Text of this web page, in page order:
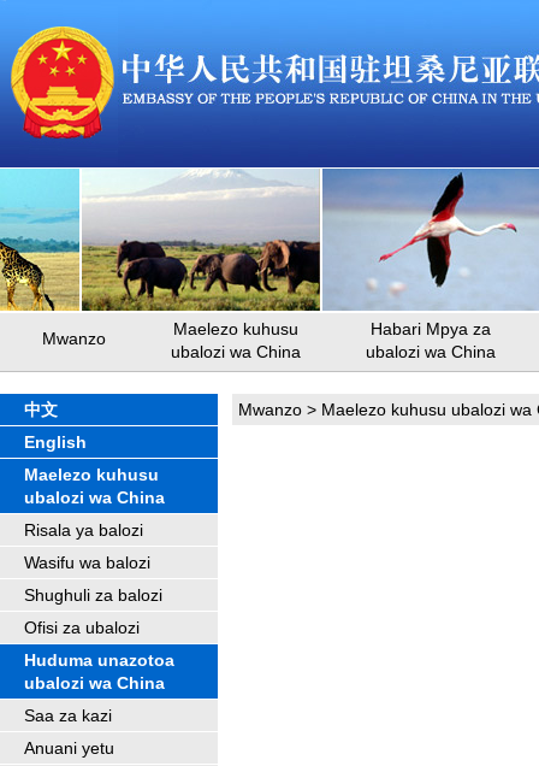
Mwanzo
Maelezo kuhusu
ubalozi wa China
Habari Mpya za
ubalozi wa China
中文
English
Maelezo kuhusu
ubalozi wa China
Risala ya balozi
Wasifu wa balozi
Shughuli za balozi
Ofisi za ubalozi
Huduma unazotoa
ubalozi wa China
Saa za kazi
Anuani yetu
Mwanzo > Maelezo kuhusu ubalozi wa